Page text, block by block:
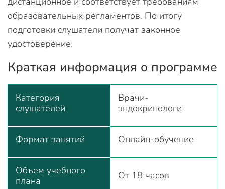
образовательных регламентов. По итогу
подготовки слушатели получат законное
удостоверение.
Краткая информация о программе
Категория
слушателей
Врачи-
эндокринологи
Формат занятий Онлайн-обучение
Объем учебного
плана
От 18 часов